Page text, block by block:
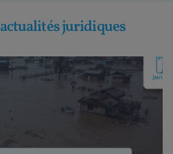
actualités juridiques